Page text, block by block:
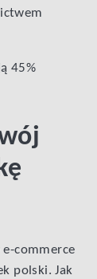
45%
commerce
polski. Jak